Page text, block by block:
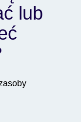
lub